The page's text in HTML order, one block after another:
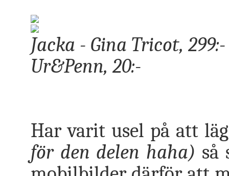
Jacka - Gina Tricot,
Ur&Penn, 20:-
Har varit usel på att
för den delen haha) så